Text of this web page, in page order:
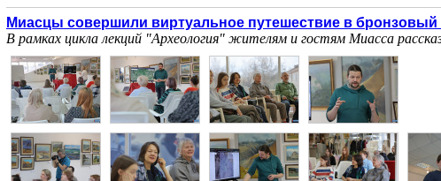
Миасцы совершили виртуальное путешествие в бронзовый
В рамках цикла лекций "Археология" жителям и гостям Миасса